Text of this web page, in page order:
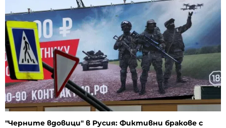
"Черните вдовици" в Русия: Фиктивни бракове с